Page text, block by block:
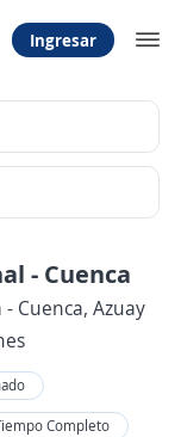
Ingresar
- Cuenca
Cuenca, Azuay
Completo